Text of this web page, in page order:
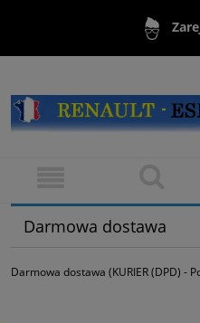
Darmowa dostawa
Darmowa dostawa (KURIER (DPD) -